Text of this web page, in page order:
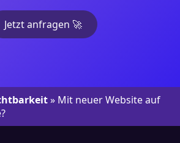
Jetzt anfragen 🚀
» Mit neuer Website auf